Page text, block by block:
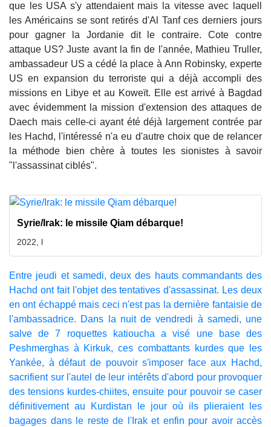
que les USA s'y attendaient mais la vitesse avec laquell
les Américains se sont retirés d'Al Tanf ces derniers jours
pour gagner la Jordanie dit le contraire. Cote contre
attaque US? Juste avant la fin de l'année, Mathieu Truller,
ambassadeur US a cédé la place à Ann Robinsky, experte
US en expansion du terroriste qui a déjà accompli des
missions en Libye et au Koweït. Elle est arrivé à Bagdad
avec évidemment la mission d'extension des attaques de
Daech mais celle-ci ayant été déjà largement contrée par
les Hachd, l'intéressé n'a eu d'autre choix que de relancer
la méthode bien chère à toutes les sionistes à savoir
"l'assassinat ciblés".
Syrie/Irak: le missile Qiam débarque!
2022, l
Entre jeudi et samedi, deux des hauts commandants des
Hachd ont fait l'objet des tentatives d'assassinat. Les deux
en ont échappé mais ceci n'est pas la dernière fantaisie de
l'ambassadrice. Dans la nuit de vendredi à samedi, une
salve de 7 roquettes katioucha a visé une base des
Peshmerghas à Kirkuk, ces combattants kurdes que les
Yankée, à défaut de pouvoir s'imposer face aux Hachd,
sacrifient sur l'autel de leur intérêts d'abord pour provoquer
des tensions kurdes-chiites, ensuite pour pouvoir se caser
définitivement au Kurdistan le jour où ils plieraient les
bagages dans le reste de l'Irak et enfin pour avoir accès